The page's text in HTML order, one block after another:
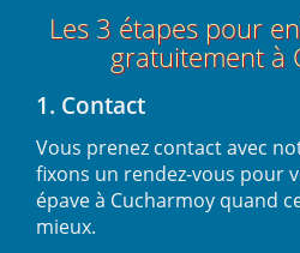
Les 3 étapes pour
gratuitement à
1. Contact
Vous prenez contact avec
fixons un rendez-vous pour
épave à Cucharmoy quand
mieux.